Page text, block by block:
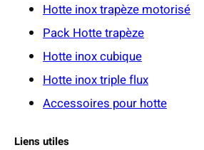
Hotte inox trapèze motorisé
Pack Hotte trapèze
Hotte inox cubique
Hotte inox triple flux
Accessoires pour hotte
Liens utiles